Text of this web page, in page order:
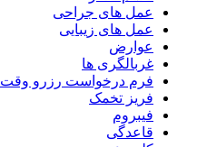
عمل های جراحی
عمل های زیبایی
عوارض
غربالگری ها
فرم درخواست رزرو وقت
فریز تخمک
فیبروم
قاعدگی